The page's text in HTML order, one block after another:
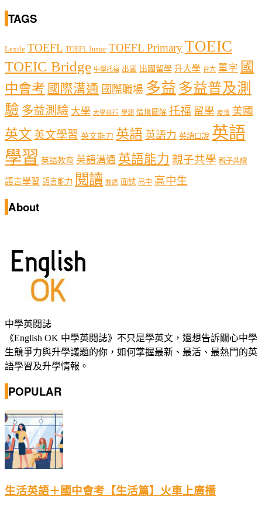
TAGS
Lexile TOEFL TOEFL Junior TOEFL PrimaryTOEIC
TOEIC Bridge 中學托福 出國 出國留學 升大學 台大 單字 國
中會考 國際溝通 國際職場 多益 多益普及測
驗 多益測驗 大學 大學排行 學測 情境圖解 托福 留學 疫情 美國
英文 英文學習 英文能力 英語 英語力 英語口說 英語
學習 英語教育 英語溝通 英語能力 親子共學 親子共讀
語言學習 語言能力 閱讀 雙語 面試 高中 高中生
About
中學英閱誌
《English OK 中學英閱誌》不只是學英文，還想告訴關心中學
生競爭力與升學議題的你，如何掌握最新、最活、最熱門的英
語學習及升學情報。
POPULAR
生活英語＋國中會考【生活篇】火車上廣播